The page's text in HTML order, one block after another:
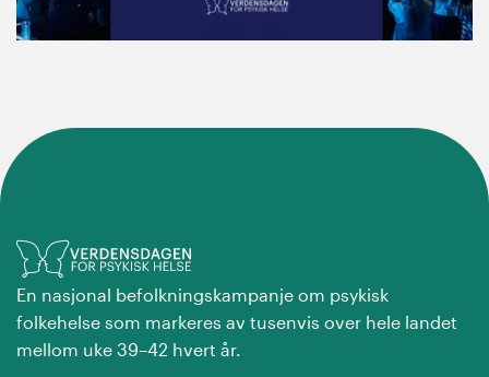
En nasjonal befolkningskampanje om psykisk
folkehelse som markeres av tusenvis over hele landet
mellom uke 39–42 hvert år.